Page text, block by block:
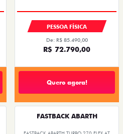
PESSOA FÍSICA
De: R$ 85.490,00
R$ 72.790,00
Quero agora!
FASTBACK ABARTH